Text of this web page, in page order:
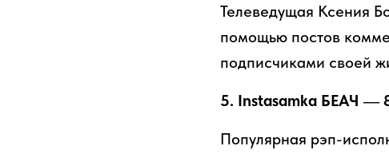
Телеведущая Ксения
помощью постов
подписчиками своей
5. Instasamka БЕАЧ —
Популярная рэп-